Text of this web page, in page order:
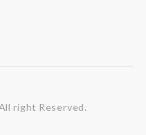
right Reserved.